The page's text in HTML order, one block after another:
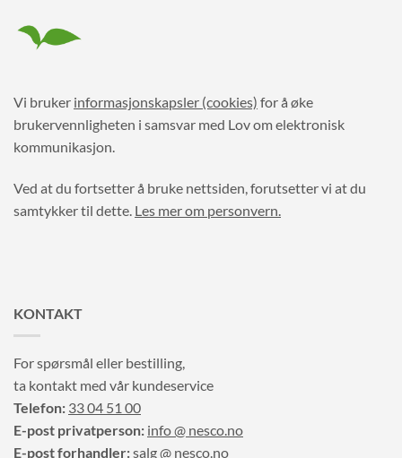
Vi bruker informasjonskapsler (cookies) for å øke
brukervennligheten i samsvar med Lov om elektronisk
kommunikasjon.
Ved at du fortsetter å bruke nettsiden, forutsetter vi at du
samtykker til dette. Les mer om personvern.
KONTAKT
For spørsmål eller bestilling,
ta kontakt med vår kundeservice
Telefon: 33 04 51 00
E-post privatperson: info @ nesco.no
E-post forhandler:salg @ nesco.no